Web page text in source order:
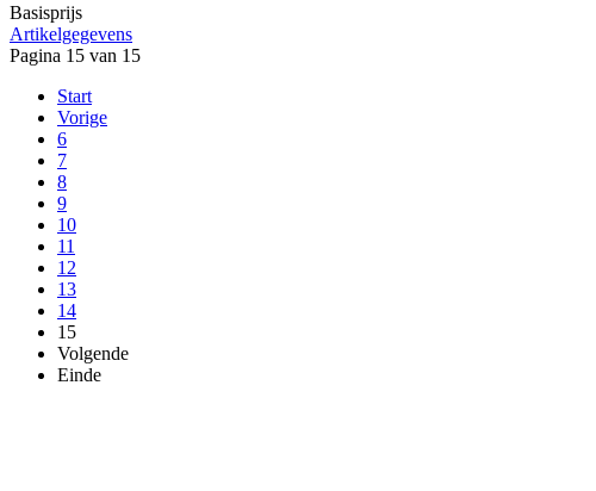
Basisprijs
Artikelgegevens
Pagina 15 van 15
Start
Vorige
6
7
8
9
10
11
12
13
14
15
Volgende
Einde